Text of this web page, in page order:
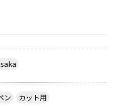
う。 どこでも売ってないの
買えませんので、 最後の方
れになるので、 欲しい場合は
良いでしょう。 県大会より上
に行くといいと思います。
ン
カット用